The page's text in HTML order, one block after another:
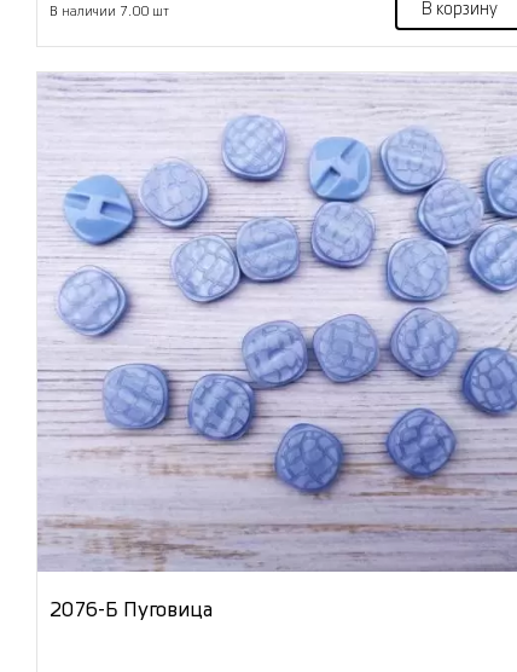
В наличии 7.00 шт В корзину
2076-Б Пуговица